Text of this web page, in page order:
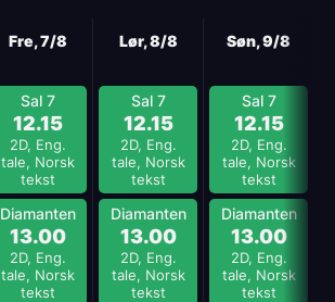
Fre, 7/8
Sal 7
12.15
2D, Eng.
tale, Norsk
tekst
Diamanten
13.00
2D, Eng.
tale, Norsk
tekst
Lør, 8/8
Sal 7
12.15
2D, Eng.
tale, Norsk
tekst
Diamanten
13.00
2D, Eng.
tale, Norsk
tekst
Søn, 9/8
Sal 7
12.15
2D, Eng.
tale, Norsk
tekst
Diamanten
13.00
2D, Eng.
tale, Norsk
tekst